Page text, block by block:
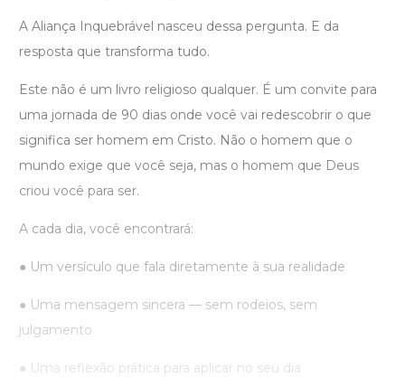
A Aliança Inquebrável nasceu dessa pergunta. E da
resposta que transforma tudo.
Este não é um livro religioso qualquer. É um convite para
uma jornada de 90 dias onde você vai redescobrir o que
significa ser homem em Cristo. Não o homem que o
mundo exige que você seja, mas o homem que Deus
criou você para ser.
A cada dia, você encontrará:
● Um versículo que fala diretamente à sua realidade
● Uma mensagem sincera — sem rodeios, sem
julgamento
● Uma reflexão prática para aplicar no seu dia